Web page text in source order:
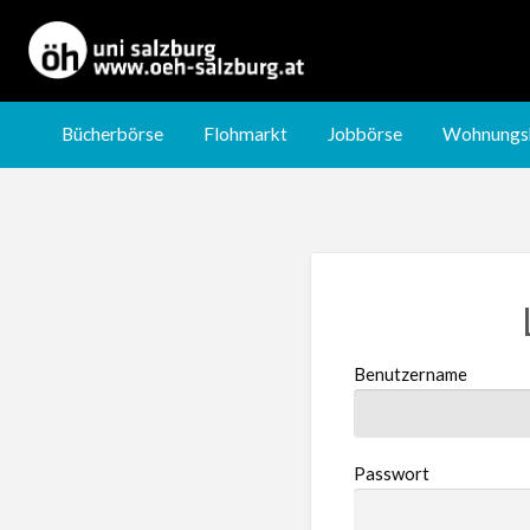
Jobbörse Wohnungsbörse Nachhilfebörse
Bücherbörse Flohmarkt Jobbörse
Benutzername
Passwort